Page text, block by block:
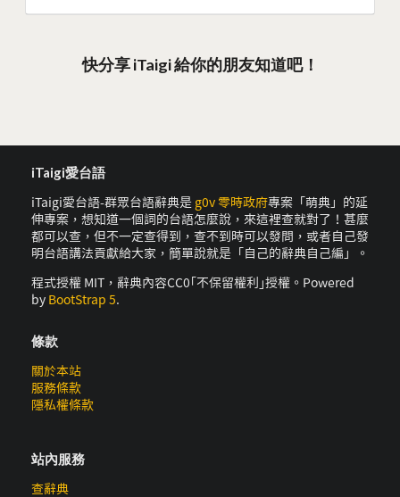
快分享 iTaigi 給你的朋友知道吧！
iTaigi愛台語
iTaigi愛台語-群眾台語辭典是 g0v 零時政府專案「萌典」的延
伸專案，想知道一個詞的台語怎麼說，來這裡查就對了！甚麼
都可以查，但不一定查得到，查不到時可以發問，或者自己發
明台語講法貢獻給大家，簡單說就是「自己的辭典自己編」。
程式授權 MIT，辭典內容CC0｢不保留權利｣授權。Powered
by BootStrap 5.
條款
關於本站
服務條款
隱私權條款
站內服務
查辭典